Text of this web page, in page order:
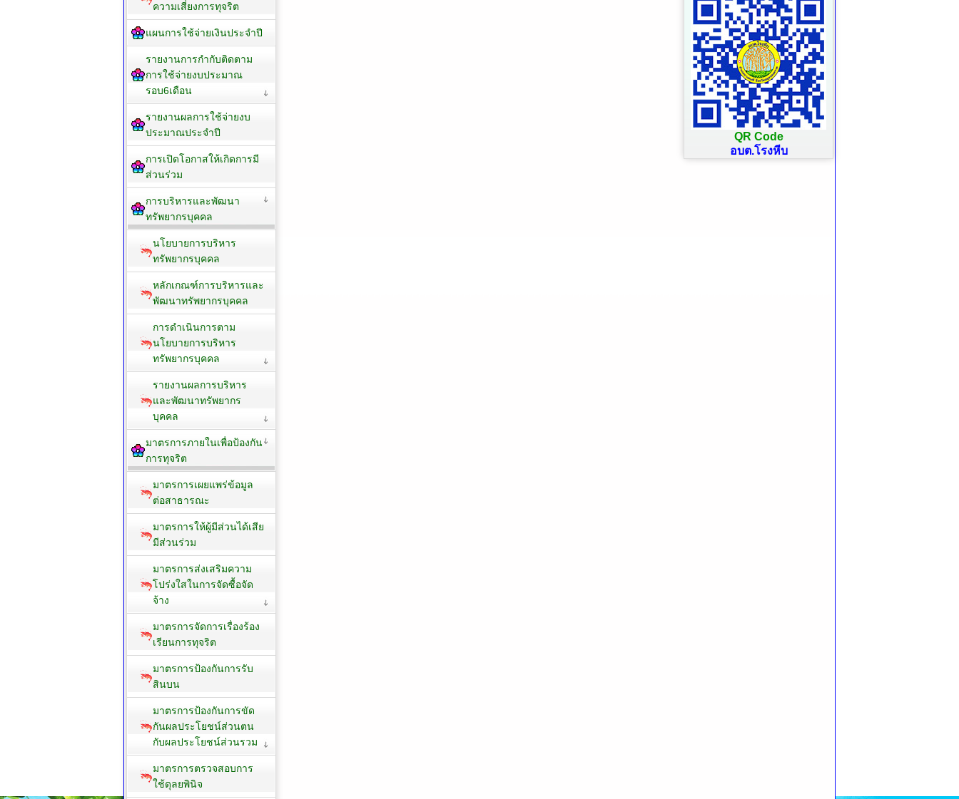
ความเสี่ยงการทุจริต
แผนการใช้จ่ายเงินประจำปี
รายงานการกำกับติดตาม
การใช้จ่ายงบประมาณ
รอบ6เดือน
รายงานผลการใช้จ่ายงบ
ประมาณประจำปี
การเปิดโอกาสให้เกิดการมี
ส่วนร่วม
การบริหารและพัฒนา
ทรัพยากรบุคคล
นโยบายการบริหาร
ทรัพยากรบุคคล
หลักเกณฑ์การบริหารและ
พัฒนาทรัพยากรบุคคล
การดำเนินการตาม
นโยบายการบริหาร
ทรัพยากรบุคคล
รายงานผลการบริหาร
และพัฒนาทรัพยากร
บุคคล
มาตรการภายในเพื่อป้องกัน
การทุจริต
มาตรการเผยแพร่ข้อมูล
ต่อสาธารณะ
มาตรการให้ผู้มีส่วนได้เสีย
มีส่วนร่วม
มาตรการส่งเสริมความ
โปร่งใสในการจัดซื้อจัด
จ้าง
มาตรการจัดการเรื่องร้อง
เรียนการทุจริต
มาตรการป้องกันการรับ
สินบน
มาตรการป้องกันการขัด
กันผลประโยชน์ส่วนตน
กับผลประโยชน์ส่วนรวม
มาตรการตรวจสอบการ
ใช้ดุลยพินิจ
QR Code
อบต.โรงหีบ